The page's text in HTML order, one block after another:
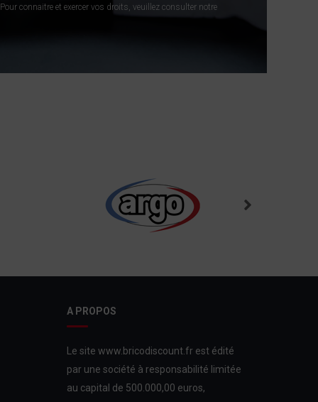
connaitre et exercer vos droits, veuillez consulter notre
A PROPOS
Le site www.bricodiscount.fr est édité
par une société à responsabilité limitée
au capital de 500.000,00 euros,